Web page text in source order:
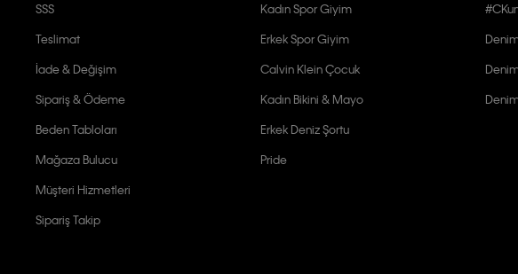
SSS
Teslimat
İade & Değişim
Sipariş & Ödeme
Beden Tabloları
Mağaza Bulucu
Müşteri Hizmetleri
Sipariş Takip
Kadın Spor Giyim
Erkek Spor Giyim
Calvin Klein Çocuk
Kadın Bikini & Mayo
Erkek Deniz Şortu
Pride